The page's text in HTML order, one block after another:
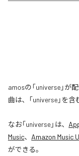
amosの「universe」
曲は、「universe」を
なお「universe」は、
Music、 Amazon Music
ができる。